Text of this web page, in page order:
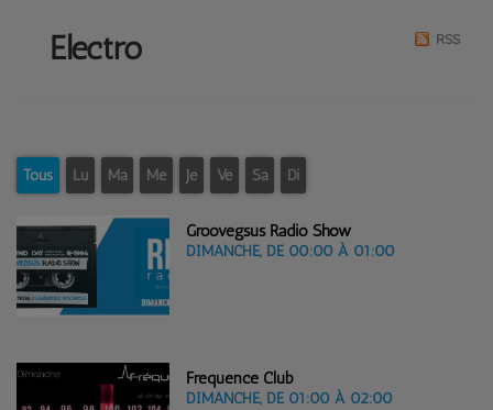
Electro RSS
Tous Lu Ma Me Je Ve Sa Di
Groovegsus Radio Show
DIMANCHE, DE 00:00 À 01:00
Fréquence Club
DIMANCHE, DE 01:00 À 02:00